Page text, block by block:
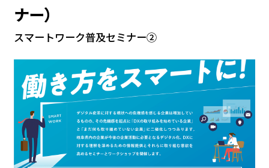
ナー）
スマートワーク普及セミナー②